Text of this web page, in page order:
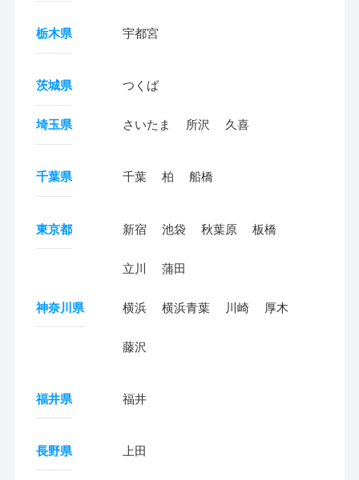
栃木県 宇都宮
茨城県 つくば
埼玉県 さいたま 所沢 久喜
千葉県 千葉 柏 船橋
東京都 新宿 池袋 秋葉原 板橋
立川 蒲田
神奈川県 横浜 横浜青葉 川崎 厚木
藤沢
福井県 福井
長野県 上田